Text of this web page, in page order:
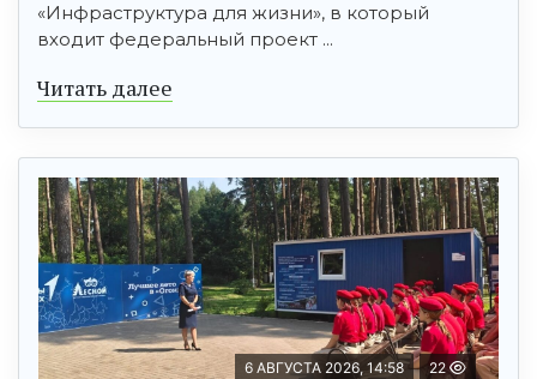
«Инфраструктура для жизни», в который
входит федеральный проект ...
Читать далее
6 АВГУСТА 2026, 14:58 22